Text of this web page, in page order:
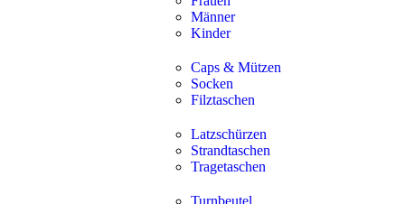
Männer
Kinder
Caps & Mützen
Socken
Filztaschen
Latzschürzen
Strandtaschen
Tragetaschen
Turnbeutel